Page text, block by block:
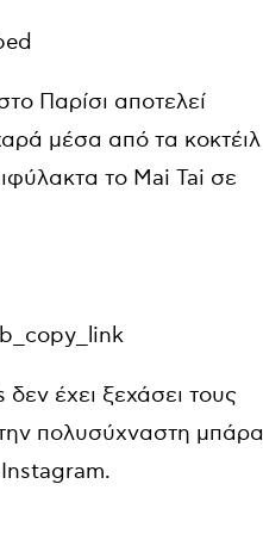
Παρίσι αποτελεί
μέσα από τα κοκτέιλ
το Mai Tai σε
έχει ξεχάσει τους
πολυσύχναστη μπάρα